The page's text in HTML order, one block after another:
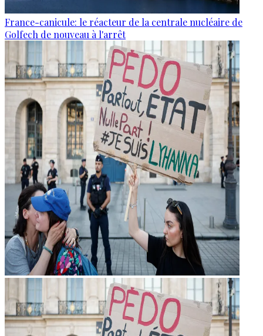
France-canicule: le réacteur de la centrale nucléaire de
Golfech de nouveau à l'arrêt